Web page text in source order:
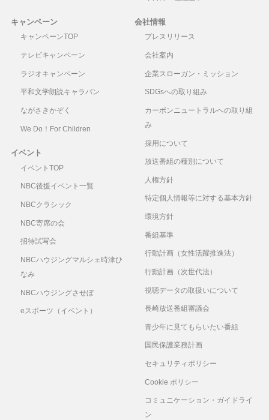
キャンペーン
キャンペーンTOP
テレビキャンペーン
ラジオキャンペーン
平和文学朗読キャラバン
ながさきかぞく
We Do！For Children
イベント
イベントTOP
NBC後援イベント一覧
NBCクラシック
NBC寄席の会
招待試写会
NBCハウジングマルシェ時津ひ
なみ
NBCハウジングさせぼ
eスポーツ（イベント）
会社情報
プレスリリース
会社案内
企業スローガン・ミッション
SDGsへの取り組み
カーボンニュートラルへの取り組
み
採用について
放送番組の種別について
人権方針
特定個人情報等に対する基本方針
環境方針
番組基準
行動計画（女性活躍推進法）
行動計画（次世代法）
視聴データの取扱いについて
長崎放送番組審議会
青少年に見てもらいたい番組
国民保護業務計画
セキュリティポリシー
Cookie ポリシー
コミュニケーション・ガイドライ
ン